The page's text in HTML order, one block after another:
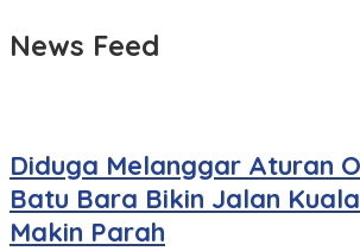
News Feed
Diduga Melanggar Aturan
Batu Bara Bikin Jalan
Makin Parah